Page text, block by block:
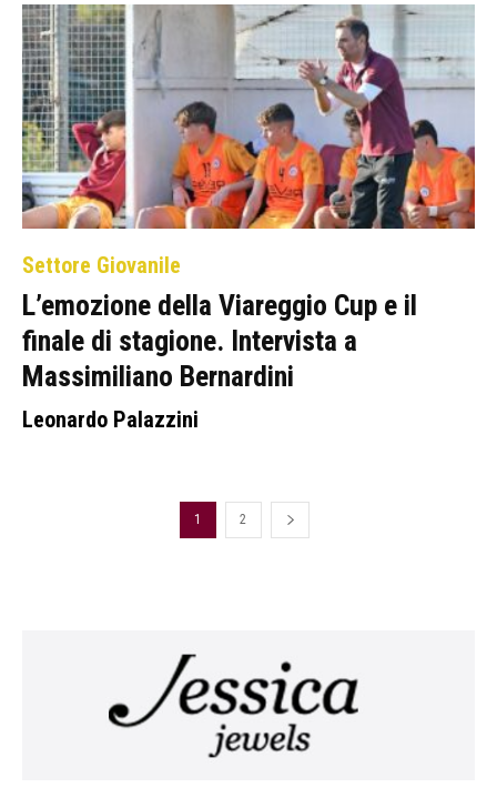
Settore Giovanile
L’emozione della Viareggio Cup e il
finale di stagione. Intervista a
Massimiliano Bernardini
Leonardo Palazzini
1 2